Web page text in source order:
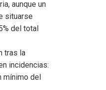
aunque un
situarse
del total
tras la
incidencias:
mínimo del